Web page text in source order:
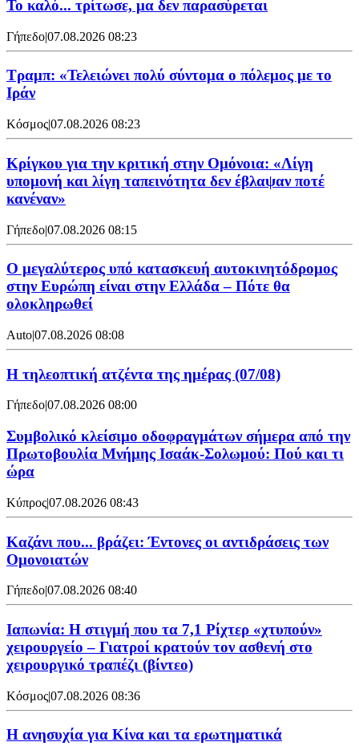
Το καλό... τρίτωσε, μα δεν παρασύρεται
Γήπεδο|07.08.2026 08:23
Τραμπ: «Τελειώνει πολύ σύντομα ο πόλεμος με το
Ιράν
Κόσμος|07.08.2026 08:23
Κρίγκου για την κριτική στην Ομόνοια: «Λίγη
υπομονή και λίγη ταπεινότητα δεν έβλαψαν ποτέ
κανέναν»
Γήπεδο|07.08.2026 08:15
Ο μεγαλύτερος υπό κατασκευή αυτοκινητόδρομος
στην Ευρώπη είναι στην Ελλάδα – Πότε θα
ολοκληρωθεί
Auto|07.08.2026 08:08
Η τηλεοπτική ατζέντα της ημέρας (07/08)
Γήπεδο|07.08.2026 08:00
Συμβολικό κλείσιμο οδοφραγμάτων σήμερα από την
Πρωτοβουλία Μνήμης Ισαάκ-Σολωμού: Πού και τι
ώρα
Κύπρος|07.08.2026 08:43
Καζάνι που... βράζει: Έντονες οι αντιδράσεις των
Ομονοιατών
Γήπεδο|07.08.2026 08:40
Ιαπωνία: Η στιγμή που τα 7,1 Ρίχτερ «χτυπούν»
χειρουργείο – Γιατροί κρατούν τον ασθενή στο
χειρουργικό τραπέζι (βίντεο)
Κόσμος|07.08.2026 08:36
Η ανησυχία για Κίνα και τα ερωτηματικά